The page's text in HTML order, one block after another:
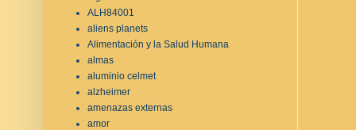
ALH84001
aliens planets
Alimentación y la Salud Humana
almas
aluminio celmet
alzheimer
amenazas externas
amor